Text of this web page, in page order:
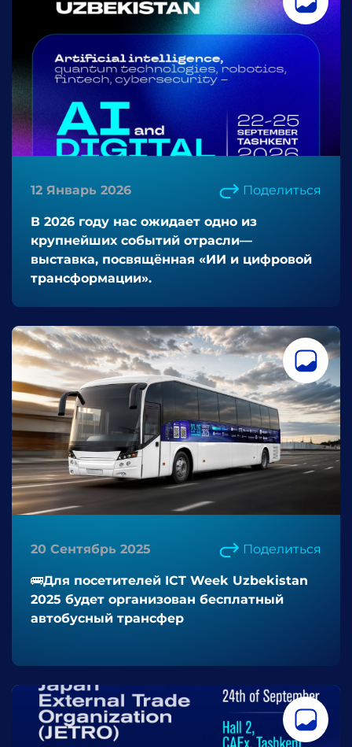
12 Январь 2026 Поделиться
В 2026 году нас ожидает одно из
крупнейших событий отрасли—
выставка, посвящённая «ИИ и цифровой
трансформации».
20 Сентябрь 2025 Поделиться
🚌Для посетителей ICT Week Uzbekistan
2025 будет организован бесплатный
автобусный трансфер